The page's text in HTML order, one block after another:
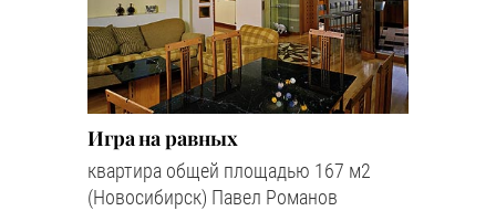
Игра на равных
квартира общей площадью 167 м2
(Новосибирск) Павел Романов